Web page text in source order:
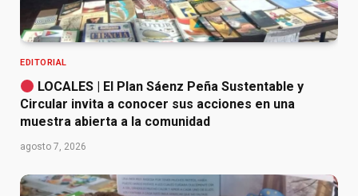
EDITORIAL
LOCALES | El Plan Sáenz Peña Sustentable y
Circular invita a conocer sus acciones en una
muestra abierta a la comunidad
agosto 7, 2026